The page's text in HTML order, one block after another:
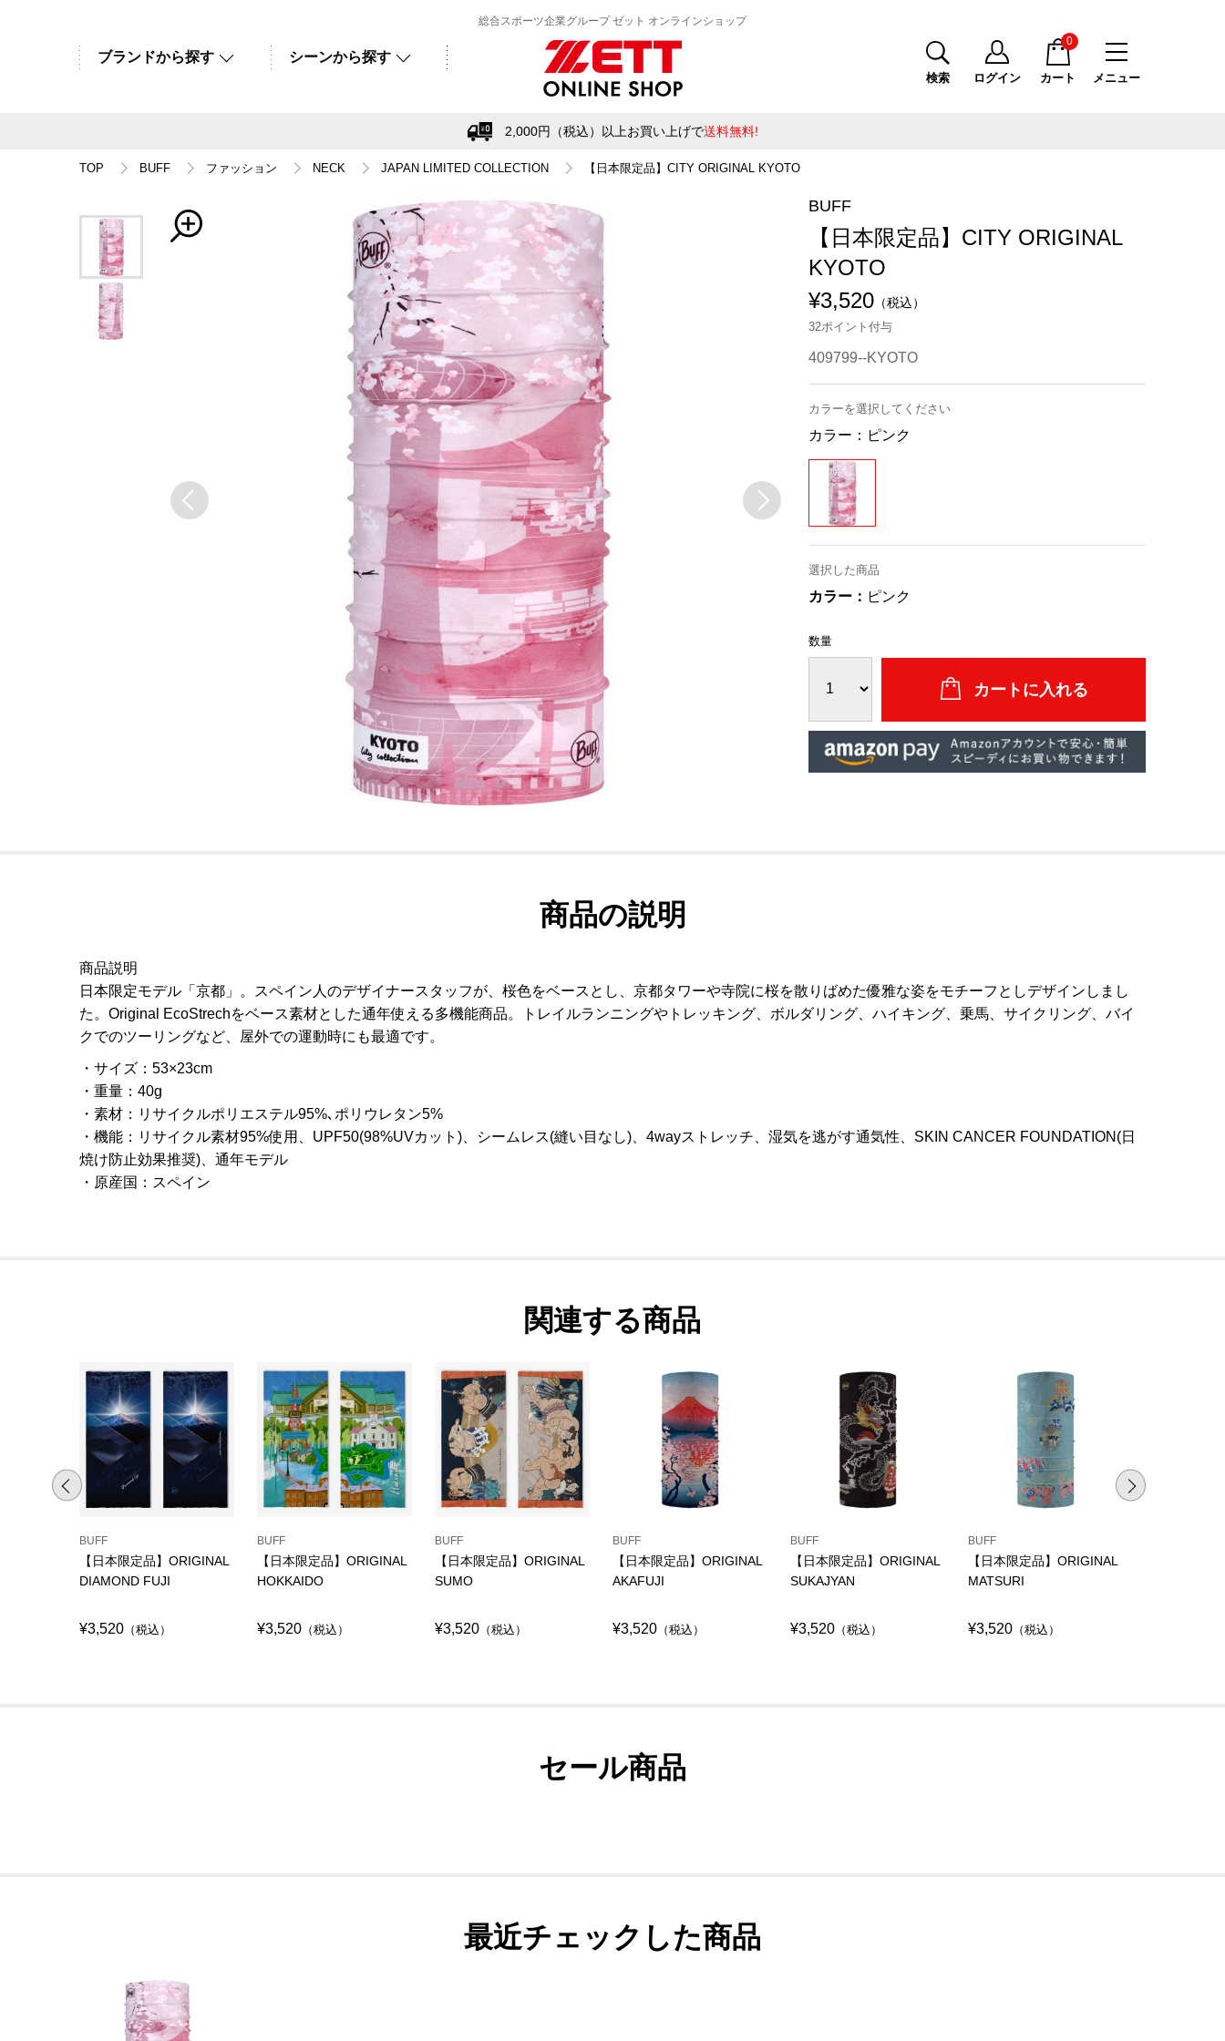
総合スポーツ企業グループ ゼット オンラインショップ
ブランドから探す シーンから探す
メニュー
検索 ログイン カート
0
2,000円（税込）以上お買い上げで送料無料!
TOP BUFF ファッション NECK JAPAN LIMITED COLLECTION 【日本限定品】CITY ORIGINAL KYOTO
BUFF
【日本限定品】CITY ORIGINAL
KYOTO
¥3,520 （税込）
32ポイント付与
409799--KYOTO
カラーを選択してください
カラー： ピンク
選択した商品
カラー： ピンク
数量
商品の説明
商品説明
日本限定モデル「京都」。スペイン人のデザイナースタッフが、桜色をベースとし、京都タワーや寺院に桜を散りばめた優雅な姿をモチーフとしデザインしまし
た。Original EcoStrechをベース素材とした通年使える多機能商品。トレイルランニングやトレッキング、ボルダリング、ハイキング、乗馬、サイクリング、バイ
クでのツーリングなど、屋外での運動時にも最適です。
サイズ ： 53×23cm
重量 ： 40g
素材 ： リサイクルポリエステル95%､ポリウレタン5%
機能 ： リサイクル素材95%使用、UPF50(98%UVカット)、シームレス(縫い目なし)、4wayストレッチ、湿気を逃がす通気性、SKIN CANCER FOUNDATION(日
焼け防止効果推奨)、通年モデル
原産国 ： スペイン
関連する商品
BUFF
【日本限定品】ORIGINAL
DIAMOND FUJI
¥3,520 （税込）
BUFF
【日本限定品】ORIGINAL
HOKKAIDO
¥3,520 （税込）
BUFF
【日本限定品】ORIGINAL
SUMO
¥3,520 （税込）
BUFF
【日本限定品】ORIGINAL
AKAFUJI
¥3,520 （税込）
BUFF
【日本限定品】ORIGINAL
SUKAJYAN
¥3,520 （税込）
BUFF
【日本限定品】ORIGINAL
MATSURI
¥3,520 （税込）
セール商品
最近チェックした商品